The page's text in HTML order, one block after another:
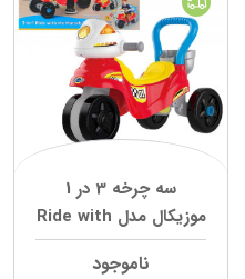
سه چرخه 3 در 1
موزیکال مدل Ride with
Me Motorbike وی تک
ناموجود